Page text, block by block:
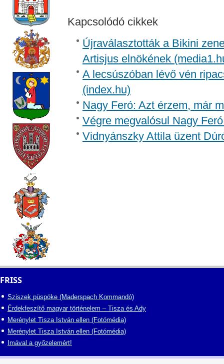
Kapcsolódó cikkek
Újraválasztották a Bikini
Artisjus elnökének
A lecsúszóban lévő vén
(index.hu)
Nagy Feró: Azt érzem, már
Végre megvalósul Nagy
Vidnyánszky Attila üzent
FRISS
Sziszek püspöke (Maderspach Kommandó)
Érdekfeszítő magyar történelem – Tisza és Ady
Merénylet Tisza István ellen (Fotómédia)
Merénylet Tisza István ellen (Fotómédia)
Imával a győzelemért!